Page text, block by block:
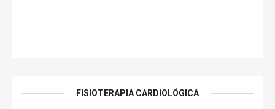
FISIOTERAPIA CARDIOLÓGICA